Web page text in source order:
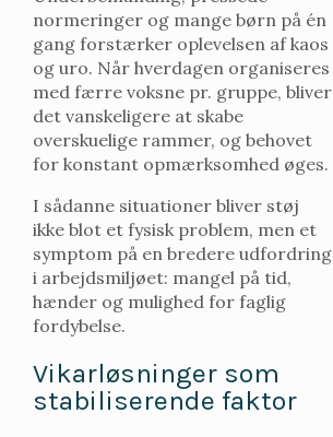
normeringer og mange børn på én
gang forstærker oplevelsen af kaos
og uro. Når hverdagen organiseres
med færre voksne pr. gruppe, bliver
det vanskeligere at skabe
overskuelige rammer, og behovet
for konstant opmærksomhed øges.
I sådanne situationer bliver støj
ikke blot et fysisk problem, men et
symptom på en bredere udfordring
i arbejdsmiljøet: mangel på tid,
hænder og mulighed for faglig
fordybelse.
Vikarløsninger som
stabiliserende faktor